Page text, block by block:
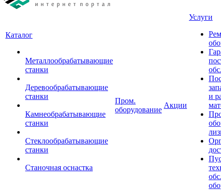
Каталог
Металлообрабатывающие
станки
Деревообрабатывающие
станки
Камнеобрабатывающие
станки
Стеклообрабатывающие
станки
Станочная оснастка
Пром.
оборудование
Акции
Услуги
и